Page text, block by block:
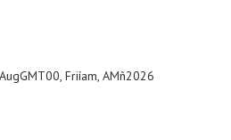
Friíam, AMñ2026